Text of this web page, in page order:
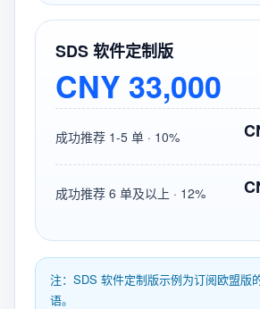
SDS 软件定制版
CNY 33,000
成功推荐 1-5 单 · 10%
成功推荐 6 单及以上 · 12%
注：SDS 软件定制版示例为订阅欧盟版
语。